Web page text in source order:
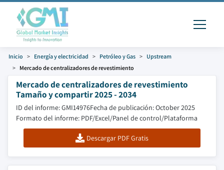
Inicio Energía y electricidad Petróleo y Gas
Upstream
Mercado de centralizadores de revestimiento
Mercado de centralizadores de revestimiento
Tamaño y compartir 2025 - 2034
ID del informe: GMI14976Fecha de publicación: October 2025
Formato del informe: PDF/Excel/Panel de control/Plataforma
Descargar PDF Gratis